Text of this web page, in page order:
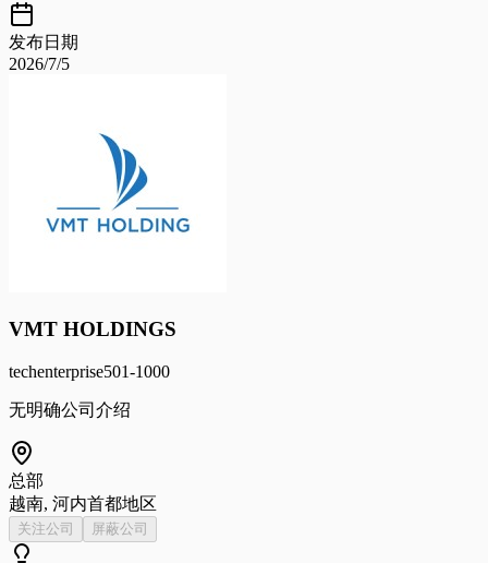
发布日期
2026/7/5
VMT HOLDINGS
techenterprise501-1000
无明确公司介绍
总部
越南, 河内首都地区
关注公司 屏蔽公司